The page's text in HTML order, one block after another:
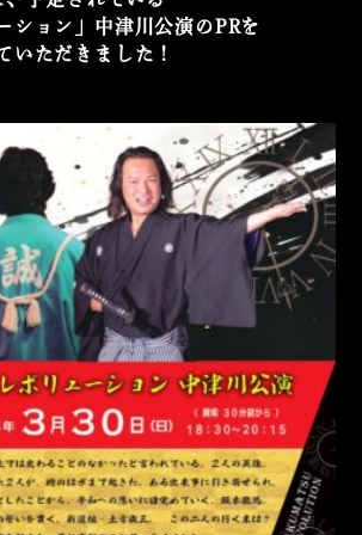
ション」中津川公演のPRを
いただきました！